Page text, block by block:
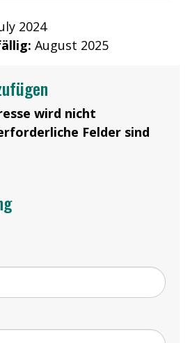
2024
August 2025
wird nicht
Felder sind